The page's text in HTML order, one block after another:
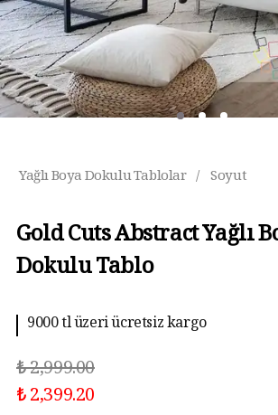
Yağlı Boya Dokulu Tablolar / Soyut
Gold Cuts Abstract Yağlı
Dokulu Tablo
9000 tl üzeri ücretsiz kargo
₺ 2,999.00
₺ 2,399.20